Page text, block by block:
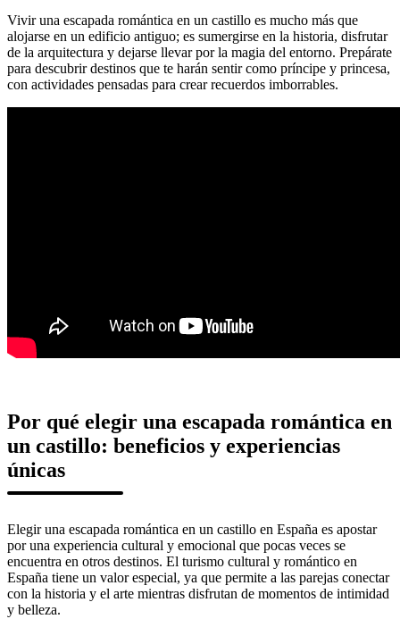
Vivir una escapada romántica en un castillo es mucho más que
alojarse en un edificio antiguo; es sumergirse en la historia, disfrutar
de la arquitectura y dejarse llevar por la magia del entorno. Prepárate
para descubrir destinos que te harán sentir como príncipe y princesa,
con actividades pensadas para crear recuerdos imborrables.
Por qué elegir una escapada romántica en
un castillo: beneficios y experiencias
únicas
Elegir una escapada romántica en un castillo en España es apostar
por una experiencia cultural y emocional que pocas veces se
encuentra en otros destinos. El turismo cultural y romántico en
España tiene un valor especial, ya que permite a las parejas conectar
con la historia y el arte mientras disfrutan de momentos de intimidad
y belleza.